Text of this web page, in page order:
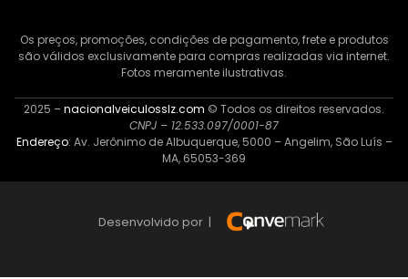
Os preços, promoções, condições de pagamento, frete e produtos
são válidos exclusivamente para compras realizadas via internet.
Fotos meramente ilustrativas.
2025 –nacionalveiculosslz.com © Todos os direitos reservados.
CNPJ – 12.533.097/0001-87
Endereço: Av. Jerônimo de Albuquerque, 5000 – Angelim, São Luís –
MA, 65053-369
Desenvolvido por |